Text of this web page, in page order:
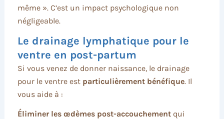
même ». C’est un impact psychologique non
négligeable.
Le drainage lymphatique pour le
ventre en post-partum
Si vous venez de donner naissance, le drainage
pour le ventre est particulièrement bénéfique. Il
vous aide à :
Éliminer les œdèmes post-accouchementqui